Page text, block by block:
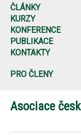
ČLÁNKY
KURZY
KONFERENCE
PUBLIKACE
KONTAKTY
PRO ČLENY
Asociace